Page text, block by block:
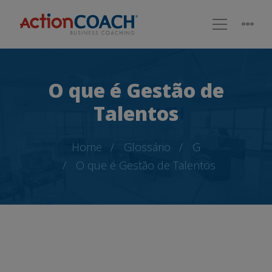
O que é Gestão de
Talentos
Home Glossário
G
O que é Gestão de Talentos